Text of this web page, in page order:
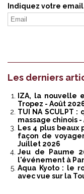
Indiquez votre
Les derniers
IZA, la nouvelle
Tropez - Août
TUI NA SCULPT
massage chinois -
Les 4 plus
façon de
Juillet 2026
Jeu de Paume
l'événement à
Aqua Kyoto : le
avec vue sur la